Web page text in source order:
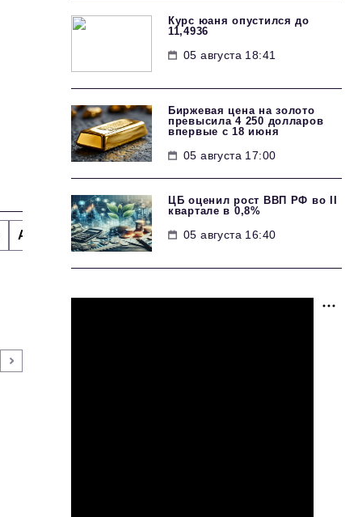
Альтернатива Стиль жизни Тема номера
Курс юаня опустился до
11,4936
05 августа 18:41
Биржевая цена на золото
превысила 4 250 долларов
впервые с 18 июня
05 августа 17:00
ЦБ оценил рост ВВП РФ во II
квартале в 0,8%
05 августа 16:40